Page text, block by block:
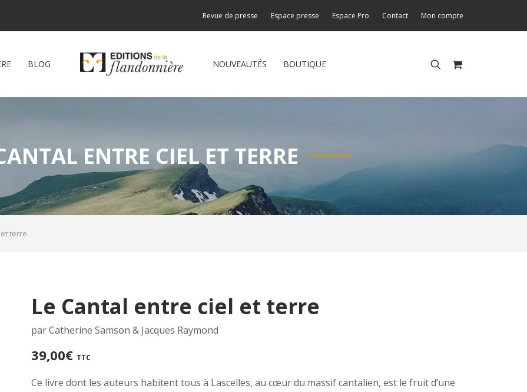
Revue de presse Espace presse Espace Pro Contact Mon compte
BLOG NOUVEAUTÉS BOUTIQUE
ENTRE CIEL ET TERRE
terre
Le Cantal entre ciel et terre
par Catherine Samson & Jacques Raymond
39,00€ TTC
Ce livre dont les auteurs habitent tous à Lascelles, au cœur du massif cantalien, est le fruit d’une